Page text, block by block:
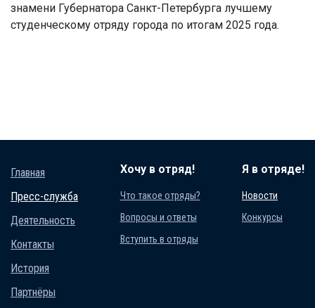
знамени Губернатора Санкт-Петербурга лучшему
студенческому отряду города по итогам 2025 года.
Главная
Пресс-служба
Деятельность
Контакты
История
Партнёры
Хочу в отряд!
Что такое отряды?
Вопросы и ответы
Вступить в отряды
Я в отряде!
Новости
Конкурсы